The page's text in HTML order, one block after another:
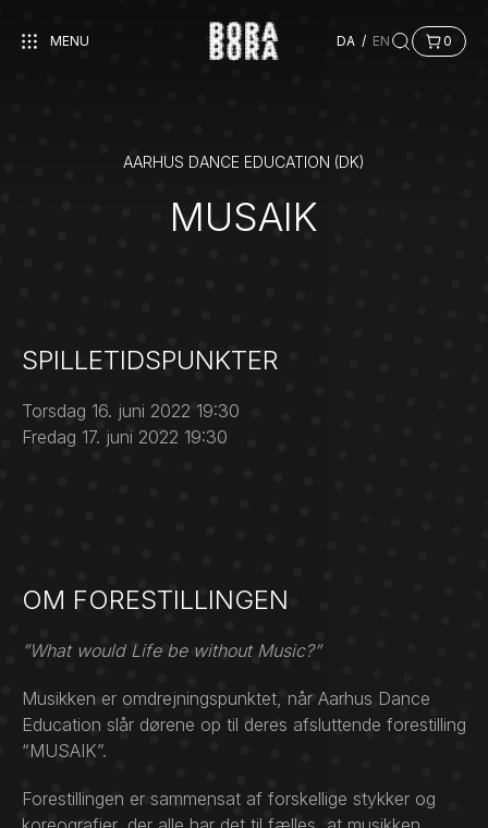
MENU DA / EN 0
AARHUS DANCE EDUCATION (DK)
MUSAIK
SPILLETIDSPUNKTER
Torsdag 16. juni 2022 19:30
Fredag 17. juni 2022 19:30
OM FORESTILLINGEN
”What would Life be without Music?”
Musikken er omdrejningspunktet, når Aarhus Dance
Education slår dørene op til deres afsluttende forestilling
“MUSAIK”.
Forestillingen er sammensat af forskellige stykker og